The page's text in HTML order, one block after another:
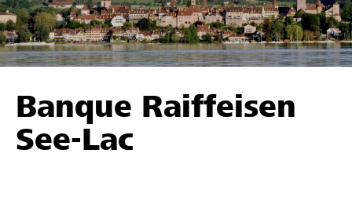
Unterstützen
Hilfe & Support
Projekte und Organisationen finden
Banque Raiffeisen
See-Lac